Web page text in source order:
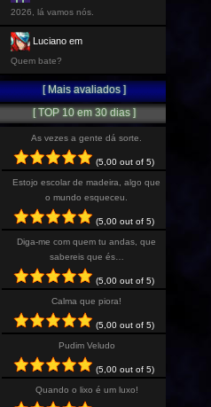
2026, lá vamos nós.
Luciano em
Quem bate?
[ Mais avaliados ]
[ TOP 10 em 30 dias ]
As vezes a gente dá sorte.
(5,00 out of 5)
Estojo escolar de madeira, algo que
o mundo esqueceu.
(5,00 out of 5)
Diga-me com quem tu andas, que
sabereis que és…
(5,00 out of 5)
Calma que piora!
(5,00 out of 5)
Pudim Veludo
(5,00 out of 5)
Quando o lixo é um luxo!